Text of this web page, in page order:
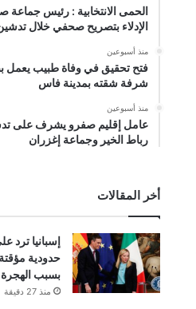
الحمى الانتخابية : رئيس
الإدلاء بتصريح صحفي خلال
منذ أسبوعين
فتح تحقيق في وفاة طبيب
شرفة شقته بمدينة فاس
منذ أسبوعين
عامل إقليم صفرو يشرف على
رباط الخير وجماعة إغزران
أخر المقالات
إسبانيا ترد
حدودية
بسبب الهجرة
منذ 27 دقيقة